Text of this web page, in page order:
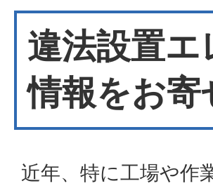
違法設置
情報をお
近年、特に工場や作